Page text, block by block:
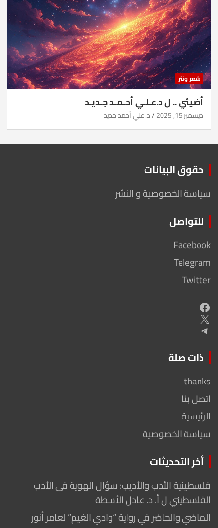
شعر ونثر
أضيئي .. ل د.عـلـي أحـمـد جـديـد
ديسمبر 15, 2025 د. علي أحمد جديد
حقوق البيانات
سياسة الخصوصية و النشر
للتواصل
Facebook
Telegram
Twitter
Facebook
X
Telegram
ذات صلة
thanks
اتصل بنا
الرئيسية
سياسة الخصوصية
أخر التحديثات
فلسطينية الأدب والأديب: سؤال الهوية في الأدب
الفلسطيني ل أ. د. عادل الأسطة
الماضي والحاضر في رواية “وادي الغيم” لعامر أنور